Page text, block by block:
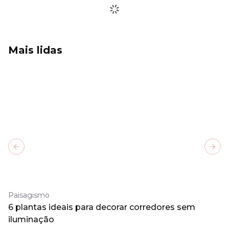
Mais lidas
Paisagismo
6 plantas ideais para decorar corredores sem
iluminação
Previous slide